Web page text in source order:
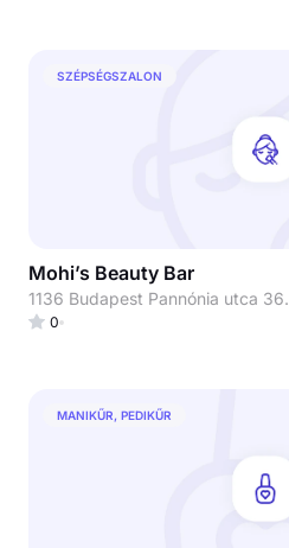
SZÉPSÉGSZALON
Mohi’s Beauty Bar
1136 Budapest Pannónia utca 36.
0
MANIKŰR, PEDIKŰR